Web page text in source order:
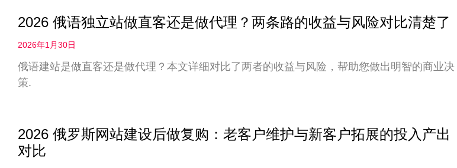
2026 俄语独立站做直客还是做代理？两条路的收益与风险对比清楚了
2026年1月30日
俄语建站是做直客还是做代理？本文详细对比了两者的收益与风险，帮助您做出明智的商业决
策.
2026 俄罗斯网站建设后做复购：老客户维护与新客户拓展的投入产出
对比